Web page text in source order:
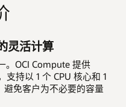
灵活计算
。OCI Compute 提供
持以 1 个 CPU 核心和 1
免客户为不必要的容量